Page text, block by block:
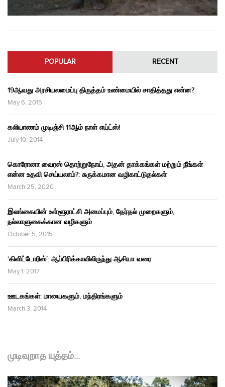
POPULAR RECENT
19ஆவது அரசியலமைப்பு திருத்தம் உண்மையில் சாதித்தது என்ன?
May 6, 2015
கலியாணம் முடிஞ்சி 11ஆம் நாள் எய்ட்ஸ்!
July 10, 2014
கொரோனா வைரஸ் தொற்றுநோய், அதன் தாக்கங்கள் மற்றும் நீங்கள்
என்ன உதவி செய்யலாம்?: சுருக்கமான வழிகாட்டுதல்கள்
March 25, 2020
இலங்கையின் உள்ளூராட்சி அமைப்பும், தேர்தல் முறைகளும்,
நல்லாளுகைக்கான வழிகளும்
October 5, 2015
‘கிளிட்டோரிஸ்’: ஆப்பிரிக்காவிலிருந்து ஆசியா வரை
May 1, 2017
ஊடகங்கள்: மாயைகளும், மந்திரங்களும்
March 3, 2014
முடிவுறாத யுத்தம்…